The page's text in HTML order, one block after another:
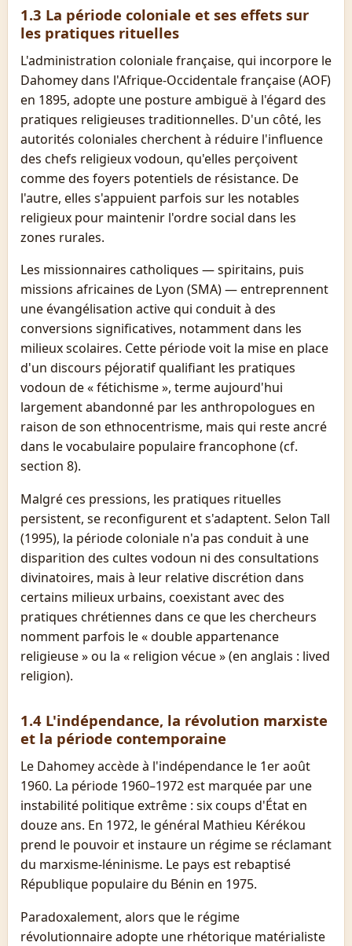
1.3 La période coloniale et ses effets sur
les pratiques rituelles
L'administration coloniale française, qui incorpore le
Dahomey dans l'Afrique-Occidentale française (AOF)
en 1895, adopte une posture ambiguë à l'égard des
pratiques religieuses traditionnelles. D'un côté, les
autorités coloniales cherchent à réduire l'influence
des chefs religieux vodoun, qu'elles perçoivent
comme des foyers potentiels de résistance. De
l'autre, elles s'appuient parfois sur les notables
religieux pour maintenir l'ordre social dans les
zones rurales.
Les missionnaires catholiques — spiritains, puis
missions africaines de Lyon (SMA) — entreprennent
une évangélisation active qui conduit à des
conversions significatives, notamment dans les
milieux scolaires. Cette période voit la mise en place
d'un discours péjoratif qualifiant les pratiques
vodoun de « fétichisme », terme aujourd'hui
largement abandonné par les anthropologues en
raison de son ethnocentrisme, mais qui reste ancré
dans le vocabulaire populaire francophone (cf.
section 8).
Malgré ces pressions, les pratiques rituelles
persistent, se reconfigurent et s'adaptent. Selon Tall
(1995), la période coloniale n'a pas conduit à une
disparition des cultes vodoun ni des consultations
divinatoires, mais à leur relative discrétion dans
certains milieux urbains, coexistant avec des
pratiques chrétiennes dans ce que les chercheurs
nomment parfois le « double appartenance
religieuse » ou la « religion vécue » (en anglais : lived
religion).
1.4 L'indépendance, la révolution marxiste
et la période contemporaine
Le Dahomey accède à l'indépendance le 1er août
1960. La période 1960–1972 est marquée par une
instabilité politique extrême : six coups d'État en
douze ans. En 1972, le général Mathieu Kérékou
prend le pouvoir et instaure un régime se réclamant
du marxisme-léninisme. Le pays est rebaptisé
République populaire du Bénin en 1975.
Paradoxalement, alors que le régime
révolutionnaire adopte une rhétorique matérialiste